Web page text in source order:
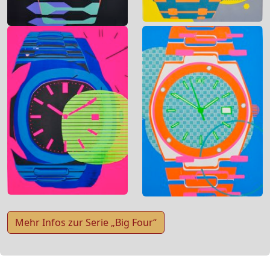
Mehr Infos zur Serie „Big Four“